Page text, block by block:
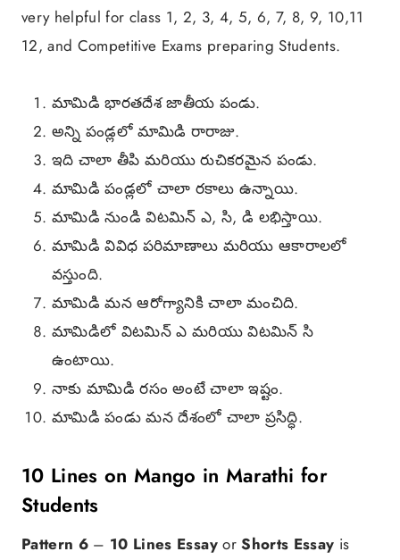
very helpful for class 1, 2, 3, 4, 5, 6, 7, 8, 9, 10,11
12, and Competitive Exams preparing Students.
మామిడి భారతదేశ జాతీయ పండు.
అన్ని పండ్లలో మామిడి రారాజు.
ఇది చాలా తీపి మరియు రుచికరమైన పండు.
మామిడి పండ్లలో చాలా రకాలు ఉన్నాయి.
మామిడి నుండి విటమిన్ ఎ, సి, డి లభిస్తాయి.
మామిడి వివిధ పరిమాణాలు మరియు ఆకారాలలో
వస్తుంది.
మామిడి మన ఆరోగ్యానికి చాలా మంచిది.
మామిడిలో విటమిన్ ఎ మరియు విటమిన్ సి
ఉంటాయి.
నాకు మామిడి రసం అంటే చాలా ఇష్టం.
మామిడి పండు మన దేశంలో చాలా ప్రసిద్ధి.
10 Lines on Mango in Marathi for
Students
Pattern 6 – 10 Lines EssayorShorts Essay is